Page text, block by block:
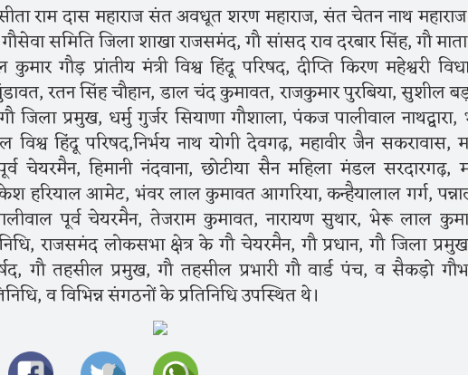
राम दास महाराज संत अवधूत शरण महाराज, संत चेतन नाथ
समिति जिला शाखा राजसमंद, गौ सांसद राव दरबार सिंह, गौ माता
गौड़ प्रांतीय मंत्री विश्व हिंदू परिषद, दीप्ति किरण महेश्वरी
रतन सिंह चौहान, डाल चंद कुमावत, राजकुमार पुरबिया, सुशील
गौ जिला प्रमुख, धर्मु गुर्जर सियाणा गौशाला, पंकज पालीवाल
हिंदू परिषद,निर्भय नाथ योगी देवगढ़, महावीर जैन सकरावास,
चेयरमैन, हिमानी नंदवाना, छोटीया सैन महिला मंडल सरदारगढ़,
मुकेश हरियाल आमेट, भंवर लाल कुमावत आगरिया, कन्हैयालाल गर्ग,
पूर्व चेयरमैन, तेजराम कुमावत, नारायण सुथार, भेरू लाल
राजसमंद लोकसभा क्षेत्र के गौ चेयरमैन, गौ प्रधान, गौ जिला
गौ तहसील प्रमुख, गौ तहसील प्रभारी गौ वार्ड पंच, व सैकड़ो
व विभिन्न संगठनों के प्रतिनिधि उपस्थित थे।